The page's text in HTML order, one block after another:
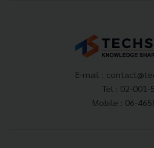
E-mail :
Tel : 02-001-
Mobile : 06-